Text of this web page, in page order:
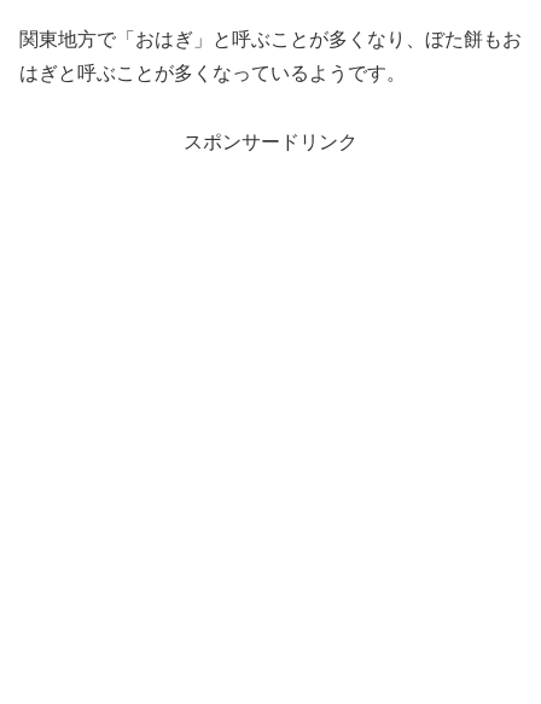
関東地方で「おはぎ」と呼ぶことが多くなり、ぼた餅もお
はぎと呼ぶことが多くなっているようです。
スポンサードリンク